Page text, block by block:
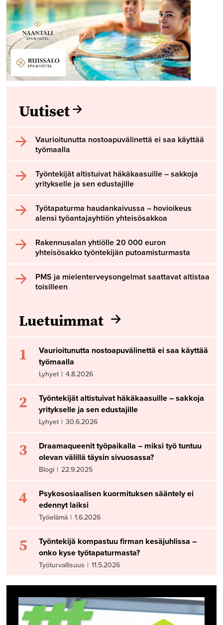
Uutiset
Vaurioitunutta nostoapuvälinettä ei saa käyttää
työmaalla
Työntekijät altistuivat häkäkaasuille – sakkoja
yritykselle ja sen edustajille
Työtapaturma haudankaivussa – hovioikeus
alensi työantajayhtiön yhteisösakkoa
Rakennusalan yhtiölle 20 000 euron
yhteisösakko työntekijän putoamisturmasta
PMS ja mielenterveysongelmat saattavat altistaa
toisilleen
Luetuimmat
1
Vaurioitunutta nostoapuvälinettä ei saa käyttää
työmaalla
Lyhyet | 4.8.2026
2
Työntekijät altistuivat häkäkaasuille – sakkoja
yritykselle ja sen edustajille
Lyhyet | 30.6.2026
3
Draamaqueenit työpaikalla – miksi työ tuntuu
olevan välillä täysin sivuosassa?
Blogi | 22.9.2025
4
Psykososiaalisen kuormituksen sääntely ei
edennyt laiksi
Työelämä | 1.6.2026
5
Työntekijä kompastuu firman kesäjuhlissa –
onko kyse työtapaturmasta?
Työturvallisuus | 11.5.2026